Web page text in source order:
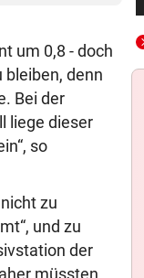
um 0,8 - doch
bleiben, denn
Bei der
liege dieser
so
zu
und zu
der
müssten